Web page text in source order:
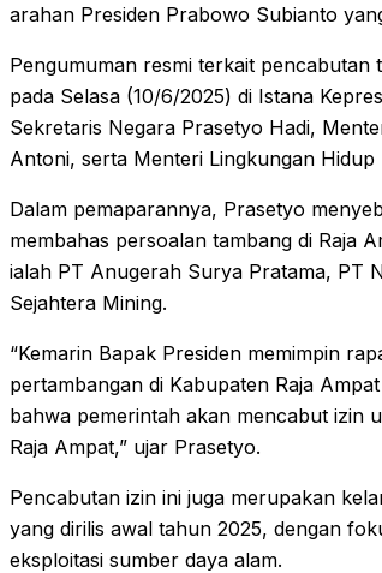
arahan Presiden Prabowo Subianto
Pengumuman resmi terkait
pada Selasa (10/6/2025) di Istana
Sekretaris Negara Prasetyo Hadi,
Antoni, serta Menteri Lingkungan
Dalam pemaparannya, Prasetyo
membahas persoalan tambang di Raja
ialah PT Anugerah Surya Pratama, PT
Sejahtera Mining.
“Kemarin Bapak Presiden memimpin
pertambangan di Kabupaten Raja
bahwa pemerintah akan mencabut izin
Raja Ampat,” ujar Prasetyo.
Pencabutan izin ini juga merupakan
yang dirilis awal tahun 2025, dengan
eksploitasi sumber daya alam.